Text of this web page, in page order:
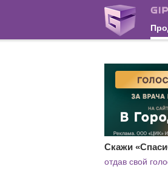
Скажи
отдав свой